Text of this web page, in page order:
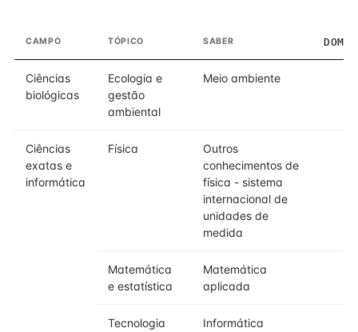
CAMPO TÓPICO SABER
Ciências
biológicas
Ecologia e
gestão
ambiental
Meio ambiente
Ciências
exatas e
informática
Física
Outros
conhecimentos de
física - sistema
internacional de
unidades de
medida
Matemática
e estatística
Matemática
aplicada
Tecnologia
Informática